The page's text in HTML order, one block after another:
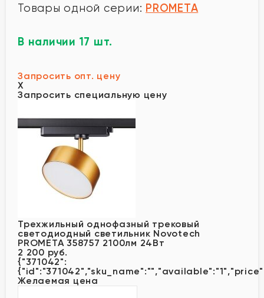
Товары одной серии: PROMETA
В наличии 17 шт.
Запросить опт. цену
X
Запросить специальную цену
Трехжильный однофазный трековый
светодиодный светильник Novotech
PROMETA 358757 2100лм 24Вт
2 200 руб.
{"371042":
Желаемая цена